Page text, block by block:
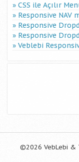
CSS ile Açılır
Responsive NAV
Responsive
Responsive
Veblebi
©2026 VebLebi &